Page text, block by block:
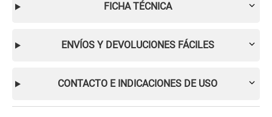
FICHA TÉCNICA
ENVÍOS Y DEVOLUCIONES FÁCILES
CONTACTO E INDICACIONES DE USO